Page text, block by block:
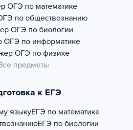
ОГЭ по математике
по обществознанию
ОГЭ по биологии
ОГЭ по информатике
ОГЭ по физике
предметы
к ЕГЭ
языкуЕГЭ по математике
ЕГЭ по биологии